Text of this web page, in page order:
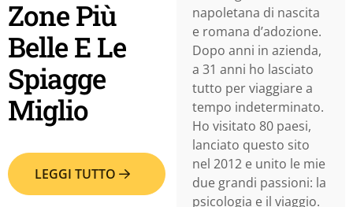
Zone Più
Belle E Le
Spiagge
Miglio
LEGGI TUTTO
napoletana di nascita
e romana d’adozione.
Dopo anni in azienda,
a 31 anni ho lasciato
tutto per viaggiare a
tempo indeterminato.
Ho visitato 80 paesi,
lanciato questo sito
nel 2012 e unito le mie
due grandi passioni: la
psicologia e il viaggio.